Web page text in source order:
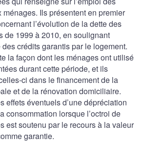
Ils présentent en premier
l’évolution de la dette des
de 1999 à 2010, en soulignant
des crédits garantis par le logement.
la façon dont les ménages ont utilisé
durant cette période, et ils
ci dans le financement de la
et de la rénovation domiciliaire.
effets éventuels d’une dépréciation
consommation lorsque l’octroi de
est soutenu par le recours à la valeur
garantie.